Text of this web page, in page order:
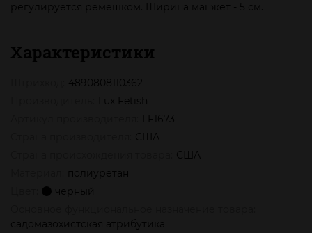
регулируется ремешком. Ширина манжет - 5 см.
Характеристики
4890808110362
Lux Fetish
LF1673
США
США
полиуретан
черный
садомазохистская атрибутика